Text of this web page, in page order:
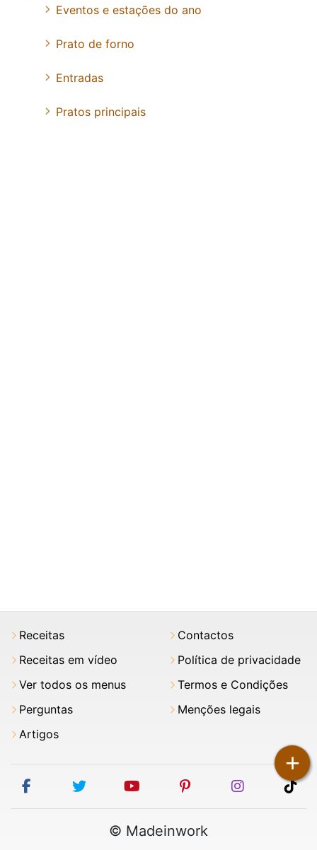
+
Eventos e estações do ano
Prato de forno
Entradas
Pratos principais
Receitas
Receitas em vídeo
Ver todos os menus
Perguntas
Artigos
Contactos
Política de privacidade
Termos e Condições
Menções legais
facebooktwitter youtubepinterestinstagram
© Madeinwork